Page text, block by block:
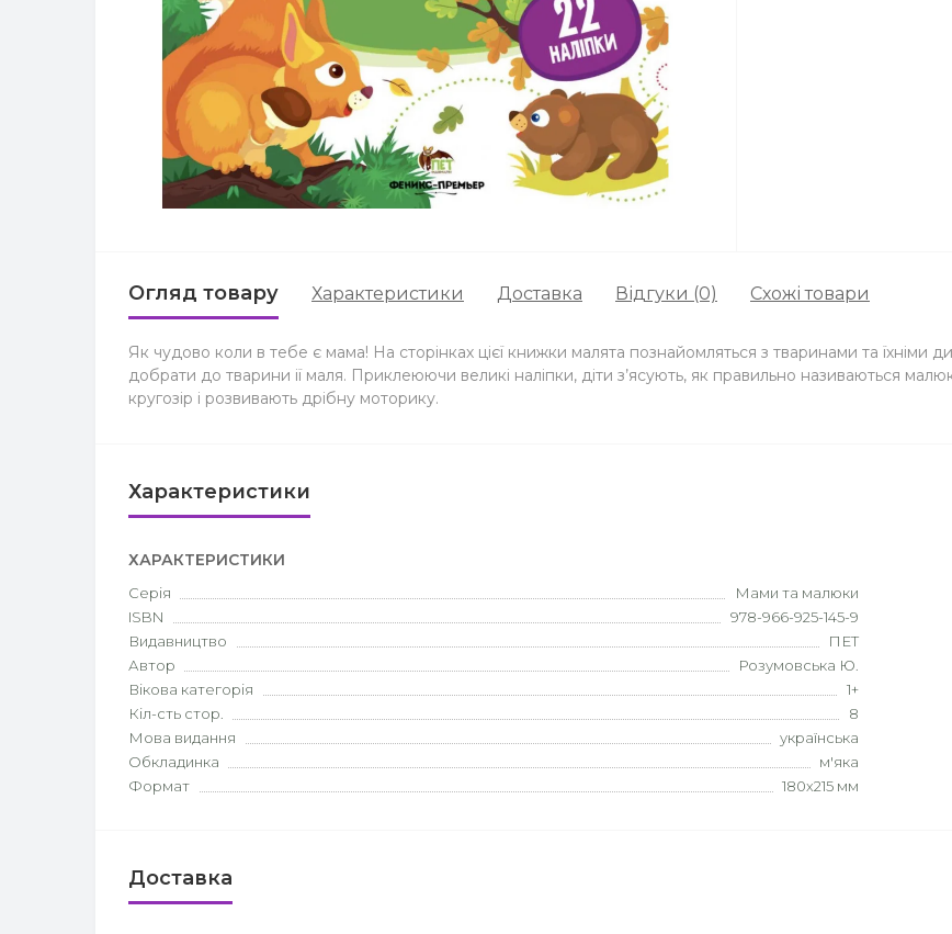
Огляд товару Характеристики Доставка Відгуки (0) Схожі товари
Як чудово коли в тебе є мама! На сторінках цієї книжки малята познайомляться з тваринами та їхніми
добрати до тварини ії маля. Приклеюючи великі наліпки, діти з’ясують, як правильно називаються
кругозір і розвивають дрібну моторику.
Характеристики
ХАРАКТЕРИСТИКИ
Серія
Мами та малюки
ISBN
978-966-925-145-9
Видавництво
ПЕТ
Автор
Розумовська Ю.
Вікова категорія
1+
Кіл-сть стор.
8
Мова видання
українська
Обкладинка
м'яка
Формат
180х215 мм
Доставка